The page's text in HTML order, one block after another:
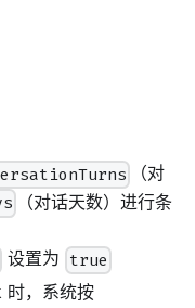
（对
（对话天数）进行条
设置为 true
时，系统按